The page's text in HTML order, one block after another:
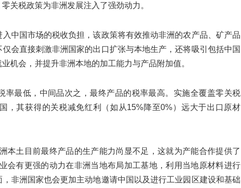
关税政策为非洲发展注入了强劲动力。
中国市场的税收负担，该政策将有效推动非洲的农产品、矿产品
会直接刺激非洲国家的出口扩张与本地生产，还将吸引包括中国
机会，并提升非洲本地的加工能力与产品附加值。
率最低，中间品次之，最终产品的税率最高。实施全覆盖零关税
，其获得的关税减免红利（如从15%降至0%）远大于出口原材
本土目前最终产品的生产能力尚显不足，这就为产能合作提供了
会有更强的动力在非洲当地布局加工基地，利用当地原材料进行
非洲国家也会更加主动地邀请中国以及进行工业园区建设和基础